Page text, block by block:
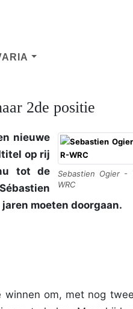
2de positie
Sebastien Ogier -
WRC
nieuwe
op rij
tot de
moeten doorgaan.
om, met nog